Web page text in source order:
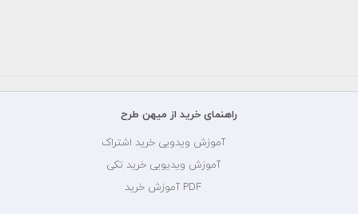
راهنمای خرید از میهن طرح
آموزش ویدویی خرید اشتراک
آموزش ویدیویی خرید تکی
PDF آموزش خرید